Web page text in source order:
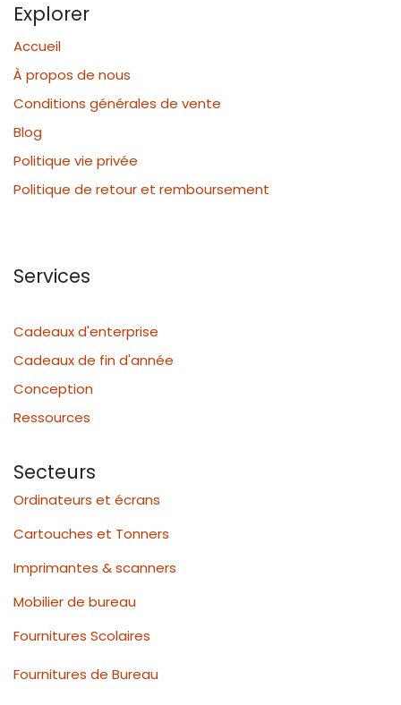
Explorer
Accueil
À propos de nous
Conditions générales de vente
Blog
Politique vie privée
Politique de retour et remboursement
Services
Cadeaux d'enterprise
Cadeaux de fin d'année
Conception
Ressources
Secteurs
Ordinateurs et écrans
Cartouches et Tonners
Imprimantes & scanners
Mobilier de bureau
Fournitures Scolaires
Fournitures de Bureau